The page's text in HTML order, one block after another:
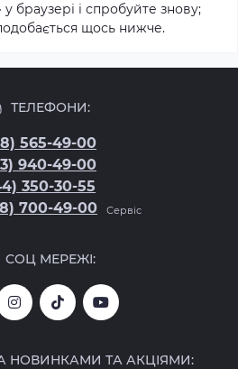
браузері і спробуйте знову;
щось нижче.
ТЕЛЕФОНИ:
565-49-00
940-49-00
350-30-55
700-49-00
Сервіс
СОЦ МЕРЕЖІ:
НОВИНКАМИ ТА АКЦІЯМИ: